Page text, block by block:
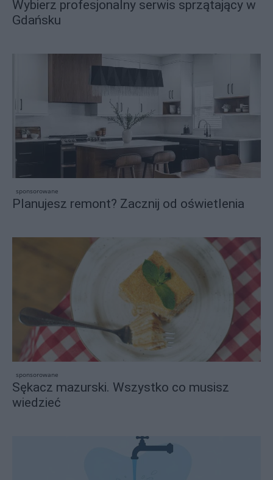
Wybierz profesjonalny serwis sprzątający w
Gdańsku
sponsorowane
Planujesz remont? Zacznij od oświetlenia
sponsorowane
Sękacz mazurski. Wszystko co musisz
wiedzieć